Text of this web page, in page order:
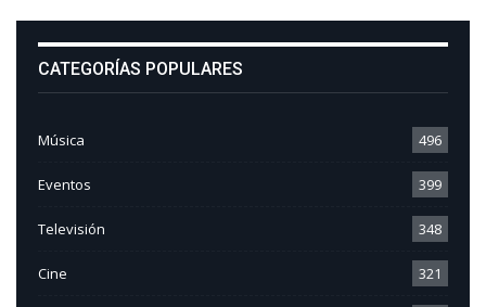
CATEGORÍAS POPULARES
Música 496
Eventos 399
Televisión 348
Cine 321